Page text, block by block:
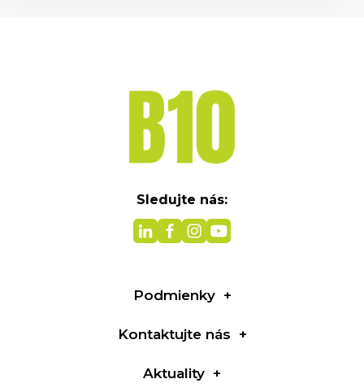
Sledujte nás:
Podmienky
Kontaktujte nás
Aktuality